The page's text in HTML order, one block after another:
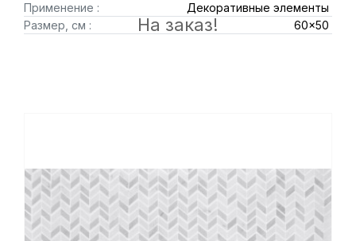
Применение :
Декоративные элементы
Размер, см :
60x50
На заказ!